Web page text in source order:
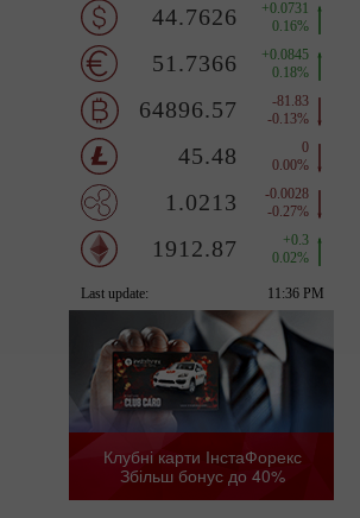
Клубні карти ІнстаФорекс
Збільш бонус до 40%